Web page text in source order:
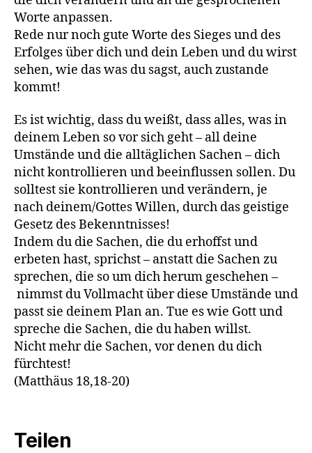
Worte anpassen.
Rede nur noch gute Worte des Sieges und des
Erfolges über dich und dein Leben und du wirst
sehen, wie das was du sagst, auch zustande
kommt!
Es ist wichtig, dass du weißt, dass alles, was in
deinem Leben so vor sich geht – all deine
Umstände und die alltäglichen Sachen – dich
nicht kontrollieren und beeinflussen sollen. Du
solltest sie kontrollieren und verändern, je
nach deinem/Gottes Willen, durch das geistige
Gesetz des Bekenntnisses!
Indem du die Sachen, die du erhoffst und
erbeten hast, sprichst – anstatt die Sachen zu
sprechen, die so um dich herum geschehen –
nimmst du Vollmacht über diese Umstände und
passt sie deinem Plan an. Tue es wie Gott und
spreche die Sachen, die du haben willst.
Nicht mehr die Sachen, vor denen du dich
fürchtest!
(Matthäus 18,18-20)
Teilen